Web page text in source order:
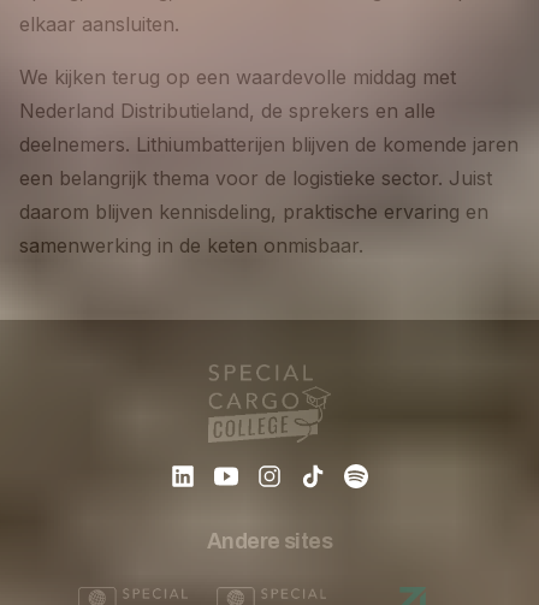
elkaar aansluiten.
We kijken terug op een waardevolle middag met
Nederland Distributieland, de sprekers en alle
deelnemers. Lithiumbatterijen blijven de komende jaren
een belangrijk thema voor de logistieke sector. Juist
daarom blijven kennisdeling, praktische ervaring en
samenwerking in de keten onmisbaar.
Andere sites